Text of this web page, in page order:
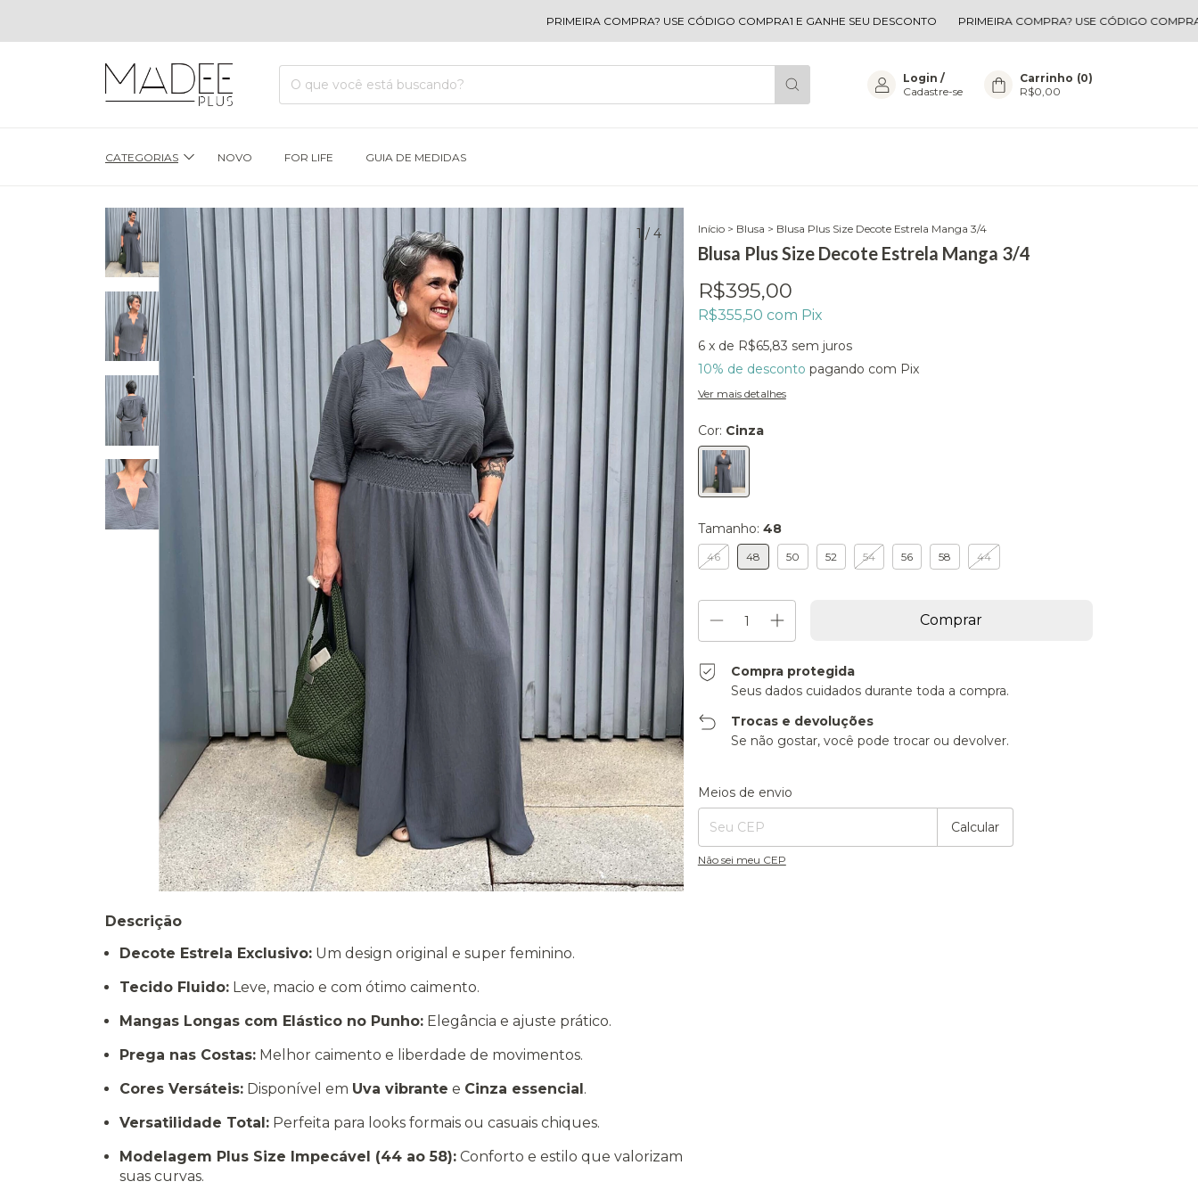
PRIMEIRA COMPRA? USE CÓDIGO COMPRA1 E GANHE SEU DESCONTO PRIMEIRA COMPRA? USE CÓDIGO COMPRA1 E
Login /
Cadastre-se
Carrinho (0)
R$0,00
CATEGORIAS NOVO FOR LIFE GUIA DE MEDIDAS
1/ 4 Início > Blusa > Blusa Plus Size Decote Estrela Manga 3/4
Blusa Plus Size Decote Estrela Manga 3/4
R$395,00
R$355,50 com Pix
6 x de R$65,83 sem juros
10% de desconto pagando com Pix
Ver mais detalhes
Cor: Cinza
Tamanho: 48
46 48 50 52 54 56 58 44
Compra protegida
Seus dados cuidados durante toda a compra.
Trocas e devoluções
Se não gostar, você pode trocar ou devolver.
Entregas para o CEP:
Meios de envio
Calcular
Não sei meu CEP
Descrição
Decote Estrela Exclusivo: Um design original e super feminino.
Tecido Fluido: Leve, macio e com ótimo caimento.
Mangas Longas com Elástico no Punho: Elegância e ajuste prático.
Prega nas Costas: Melhor caimento e liberdade de movimentos.
Cores Versáteis: Disponível em Uva vibrante e Cinza essencial.
Versatilidade Total: Perfeita para looks formais ou casuais chiques.
Modelagem Plus Size Impecável (44 ao 58): Conforto e estilo que valorizam
suas curvas.